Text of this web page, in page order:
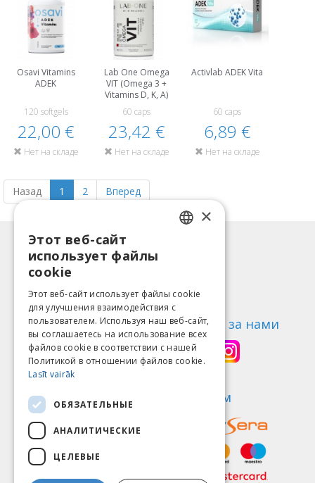
Osavi Vitamins
ADEK
120 softgels
22,00 €
Нет на складе
Lab One Omega
VIT (Omega 3 +
Vitamins D, K, A)
60 caps
23,42 €
Нет на складе
Activlab ADEK Vita
60 caps
6,89 €
Нет на складе
Назад 1 2 Вперед
Информация
Возврат товара
О нас
Контакты
Правила пользования
Политика конфиденциальности
Следи за нами
Найди нас Мы принимаем
LITHUANIAN
ESTONIAN
RUSSIAN
×
Этот веб-сайт
использует файлы
cookie
Этот веб-сайт использует файлы cookie
для улучшения взаимодействия с
пользователем. Используя наш веб-сайт,
вы соглашаетесь на использование всех
файлов cookie в соответствии с нашей
Политикой в ​​отношении файлов cookie.
Lasīt vairāk
ОБЯЗАТЕЛЬНЫЕ
АНАЛИТИЧЕСКИЕ
ЦЕЛЕВЫЕ